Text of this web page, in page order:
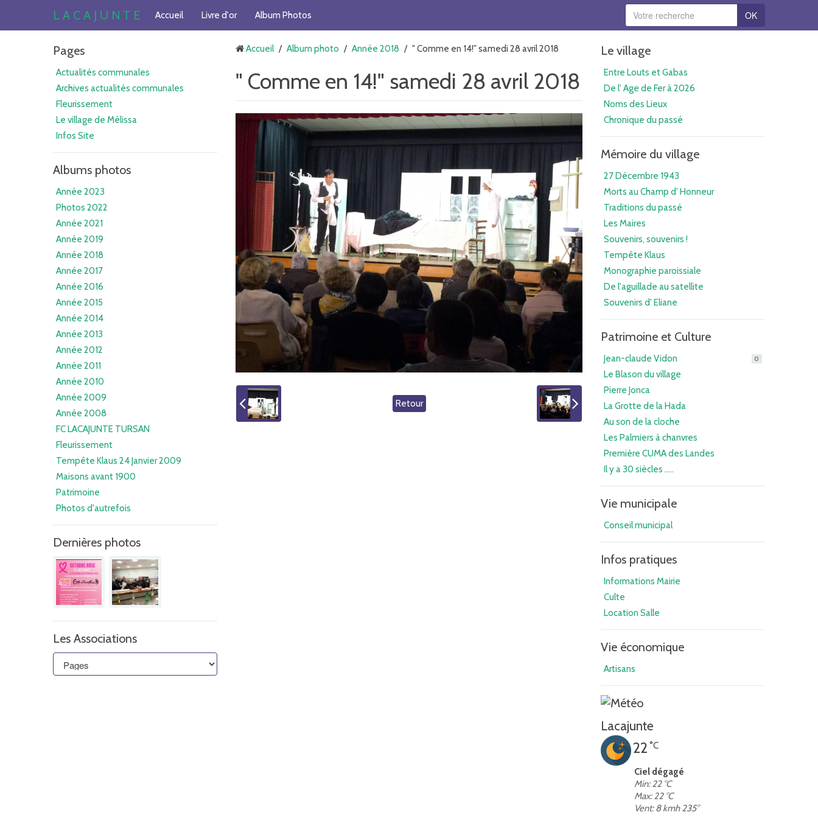
L A C A J U N T E Accueil Livre d'or Album Photos OK
Pages
Actualités communales
Archives actualités communales
Fleurissement
Le village de Mélissa
Infos Site
Albums photos
Année 2023
Photos 2022
Année 2021
Année 2019
Année 2018
Année 2017
Année 2016
Année 2015
Année 2014
Année 2013
Année 2012
Année 2011
Année 2010
Année 2009
Année 2008
FC LACAJUNTE TURSAN
Fleurissement
Tempête Klaus 24 Janvier 2009
Maisons avant 1900
Patrimoine
Photos d'autrefois
Dernières photos
Les Associations
Accueil / Album photo / Année 2018 / " Comme en 14!" samedi 28 avril 2018
" Comme en 14!" samedi 28 avril 2018
Retour
Le village
Entre Louts et Gabas
De l' Age de Fer à 2026
Noms des Lieux
Chronique du passé
Mémoire du village
27 Décembre 1943
Morts au Champ d' Honneur
Traditions du passé
Les Maires
Souvenirs, souvenirs !
Tempête Klaus
Monographie paroissiale
De l'aguillade au satellite
Souvenirs d' Eliane
Patrimoine et Culture
Jean-claude Vidon 0
Le Blason du village
Pierre Jonca
La Grotte de la Hada
Au son de la cloche
Les Palmiers à chanvres
Première CUMA des Landes
Il y a 30 siècles .....
Vie municipale
Conseil municipal
Infos pratiques
Informations Mairie
Culte
Location Salle
Vie économique
Artisans
Lacajunte
22 °C
Ciel dégagé
Min: 22 °C
Max: 22 °C
Vent: 8 kmh 235°